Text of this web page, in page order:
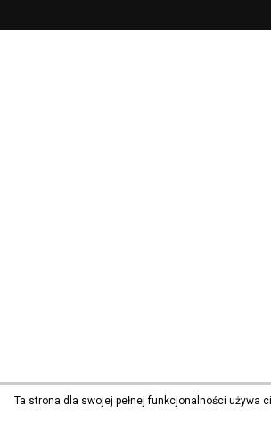
Ta strona dla swojej pełnej funkcjonalności